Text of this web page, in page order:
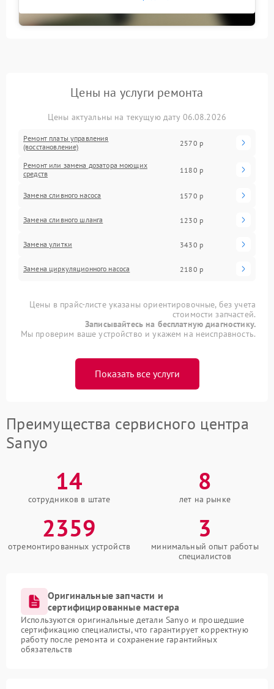
Цены на услуги ремонта
Цены актуальны на текущую дату 06.08.2026
Ремонт платы управления
(восстановление)
2570 р
Ремонт или замена дозатора моющих
средств
1180 р
Замена сливного насоса 1570 р
Замена сливного шланга 1230 р
Замена улитки 3430 р
Замена циркуляционного насоса 2180 р
Цены в прайс-листе указаны ориентировочные, без учета
стоимости запчастей.
Записывайтесь на бесплатную диагностику.
Мы проверим ваше устройство и укажем на неисправность.
Показать все услуги
Преимущества сервисного центра
Sanyo
14
сотрудников в штате
8
лет на рынке
2359
отремонтированных устройств
3
минимальный опыт работы
специалистов
Оригинальные запчасти и
сертифицированные мастера
Используются оригинальные детали Sanyo и прошедшие
сертификацию специалисты, что гарантирует корректную
работу после ремонта и сохранение гарантийных
обязательств